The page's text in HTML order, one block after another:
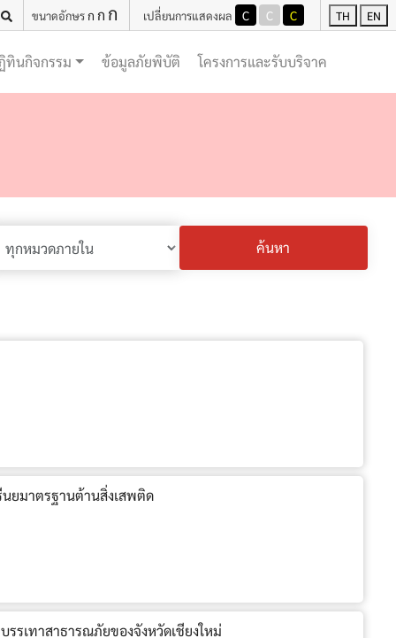
ขนาดอักษรก ก ก เปลี่ยนการแสดงผล C C C TH EN
ทินกิจกรรม ข้อมูลภัยพิบัติ (current)
โครงการและรับบริจาค
ค้นหา
นยมาตรฐานต้านสิ่งเสพติด
รเทาสาธารณภัยของจังหวัดเชียงใหม่